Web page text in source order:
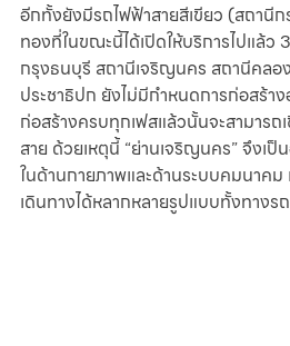
อีกทั้งยังมีรถไฟฟ้าสายสีเขียว (สถานี
ทองที่ในขณะนี้ได้เปิดให้บริการไปแล้ว
กรุงธนบุรี สถานีเจริญนคร สถานีคลอ
ประชาธิปก ยังไม่มีกำหนดการก่อสร้า
ก่อสร้างครบทุกเฟสแล้วนั้นจะสามารถ
สาย ด้วยเหตุนี้ “ย่านเจริญนคร” จึงเ
ในด้านกายภาพและด้านระบบคมนาคม
เดินทางได้หลากหลายรูปแบบทั้งทางรถ